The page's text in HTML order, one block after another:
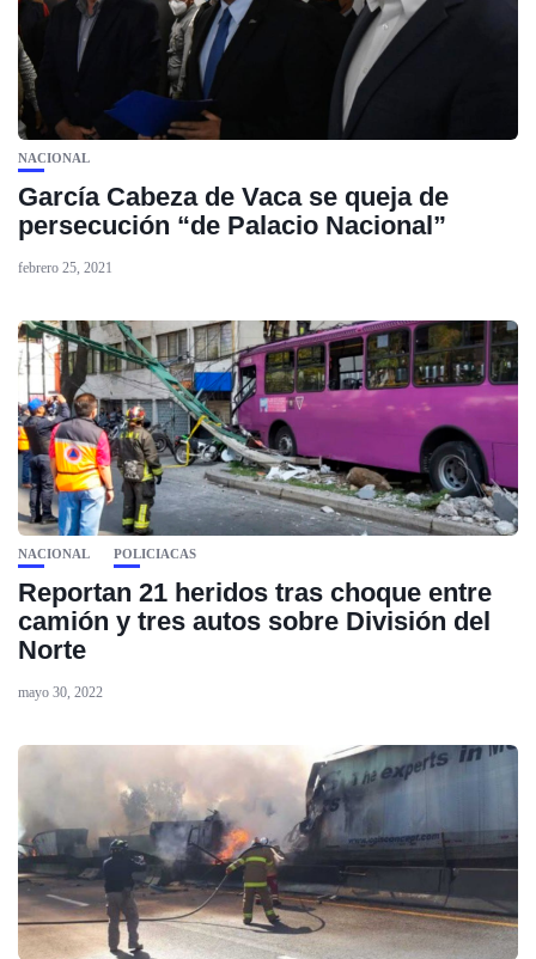
NACIONAL
García Cabeza de Vaca se queja de
persecución “de Palacio Nacional”
febrero 25, 2021
NACIONAL POLICIACAS
Reportan 21 heridos tras choque entre
camión y tres autos sobre División del
Norte
mayo 30, 2022